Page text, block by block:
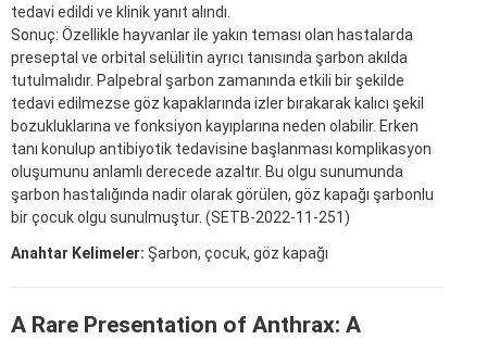
tedavi edildi ve klinik yanıt alındı.
Sonuç: Özellikle hayvanlar ile yakın teması olan hastalarda
preseptal ve orbital selülitin ayrıcı tanısında şarbon akılda
tutulmalıdır. Palpebral şarbon zamanında etkili bir şekilde
tedavi edilmezse göz kapaklarında izler bırakarak kalıcı şekil
bozukluklarına ve fonksiyon kayıplarına neden olabilir. Erken
tanı konulup antibiyotik tedavisine başlanması komplikasyon
oluşumunu anlamlı derecede azaltır. Bu olgu sunumunda
şarbon hastalığında nadir olarak görülen, göz kapağı şarbonlu
bir çocuk olgu sunulmuştur. (SETB-2022-11-251)
Anahtar Kelimeler: Şarbon, çocuk, göz kapağı
A Rare Presentation of Anthrax: A